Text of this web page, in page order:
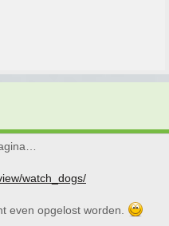
watch_dogs/
even opgelost worden.